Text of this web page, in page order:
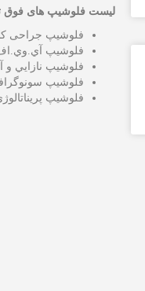
لیست فلوشیپ های فوق
فلوشیپ جراحی
فلوشیپ آي.وي.اف
فلوشیپ نازايي
فلوشیپ
فلوشیپ